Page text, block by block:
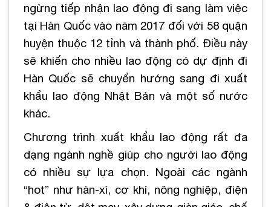
ngừng tiếp nhận lao động đi sang làm việc
tại Hàn Quốc vào năm 2017 đối với 58 quận
huyện thuộc 12 tỉnh và thành phố. Điều này
sẽ khiến cho nhiều lao động có dự định đi
Hàn Quốc sẽ chuyển hướng sang đi xuất
khẩu lao động Nhật Bản và một số nước
khác.
Chương trình xuất khẩu lao động rất đa
dạng ngành nghề giúp cho người lao động
có nhiều sự lựa chọn. Ngoài các ngành
“hot” như hàn-xì, cơ khí, nông nghiệp, điện